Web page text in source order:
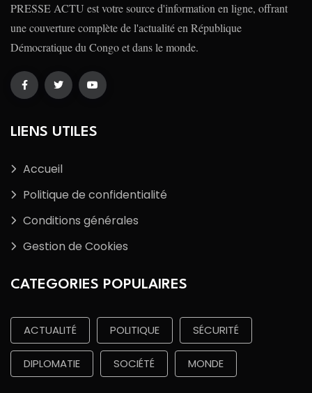
PRESSE ACTU est votre source d'information en ligne, offrant
une couverture complète de l'actualité en République
Démocratique du Congo et dans le monde.
LIENS UTILES
Accueil
Politique de confidentialité
Conditions générales
Gestion de Cookies
CATEGORIES POPULAIRES
ACTUALITÉ POLITIQUE SÉCURITÉ
DIPLOMATIE SOCIÉTÉ MONDE